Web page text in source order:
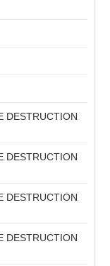
DESTRUCTION
DESTRUCTION
DESTRUCTION
DESTRUCTION